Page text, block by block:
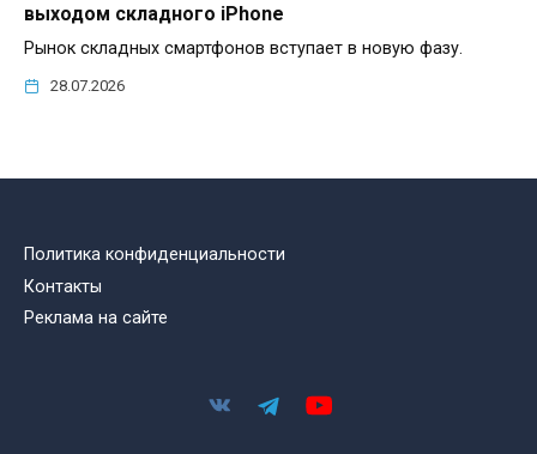
выходом складного iPhone
Рынок складных смартфонов вступает в новую фазу.
28.07.2026
Политика конфиденциальности
Контакты
Реклама на сайте